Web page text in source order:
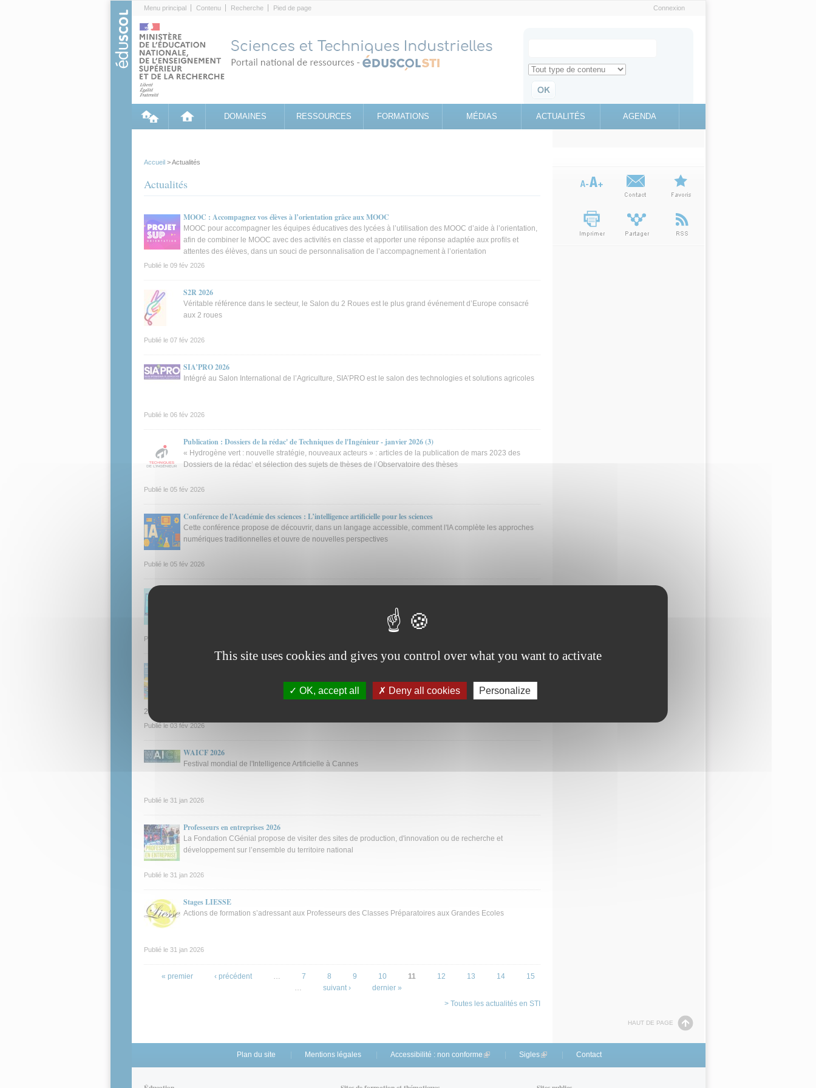
Menu principal Contenu Recherche Pied de page Connexion
Search for
Retrouvez toute l'information sur le site education.gouv.fr
DOMAINES RESSOURCES FORMATIONS MÉDIAS ACTUALITÉS AGENDA
Accueil > Actualités
Actualités
MOOC : Accompagnez vos élèves à l’orientation grâce aux MOOC
MOOC pour accompagner les équipes éducatives des lycées à l’utilisation des MOOC d’aide à l’orientation,
afin de combiner le MOOC avec des activités en classe et apporter une réponse adaptée aux profils et
attentes des élèves, dans un souci de personnalisation de l’accompagnement à l’orientation
Publié le 09 fév 2026
S2R 2026
Véritable référence dans le secteur, le Salon du 2 Roues est le plus grand événement d’Europe consacré
aux 2 roues
Publié le 07 fév 2026
SIA’PRO 2026
Intégré au Salon International de l’Agriculture, SIA’PRO est le salon des technologies et solutions agricoles
Publié le 06 fév 2026
Publication : Dossiers de la rédac' de Techniques de l'Ingénieur - janvier 2026 (3)
« Hydrogène vert : nouvelle stratégie, nouveaux acteurs » : articles de la publication de mars 2023 des
Dossiers de la rédac’ et sélection des sujets de thèses de l’Observatoire des thèses
Publié le 05 fév 2026
Conférence de l’Académie des sciences : L’intelligence artificielle pour les sciences
Cette conférence propose de découvrir, dans un langage accessible, comment l'IA complète les approches
numériques traditionnelles et ouvre de nouvelles perspectives
Publié le 05 fév 2026
circuit pour en compromettre la sécurité, et comment s'en protéger
Publié le
Agenda mars 2026 pour « 2025-2026 : Année de l’ingénierie »
de l’ingénierie, les technologies mobilisées, et montrer leurs diverses applications, l’agenda de l’Année des
ingénieries prévoit de nombreux évènements cette actualité propose des évènements pour le mois de mars
2026
Publié le 03 fév 2026
WAICF 2026
Festival mondial de l'Intelligence Artificielle à Cannes
Publié le 31 jan 2026
Professeurs en entreprises 2026
La Fondation CGénial propose de visiter des sites de production, d'innovation ou de recherche et
développement sur l’ensemble du territoire national
Publié le 31 jan 2026
Stages LIESSE
Actions de formation s’adressant aux Professeurs des Classes Préparatoires aux Grandes Ecoles
Publié le 31 jan 2026
Pages« premier ‹ précédent … 7 8 9 10 11 12 13 14
15
…
suivant ›
dernier »
> Toutes les actualités en STI
HAUT DE PAGE
Plan du site Mentions légales Accessibilité : non conforme (link is external)
Sigles(link is external)
Contact
This site uses cookies and gives you control over what you want to activate
OK, accept all Deny all cookies Personalize